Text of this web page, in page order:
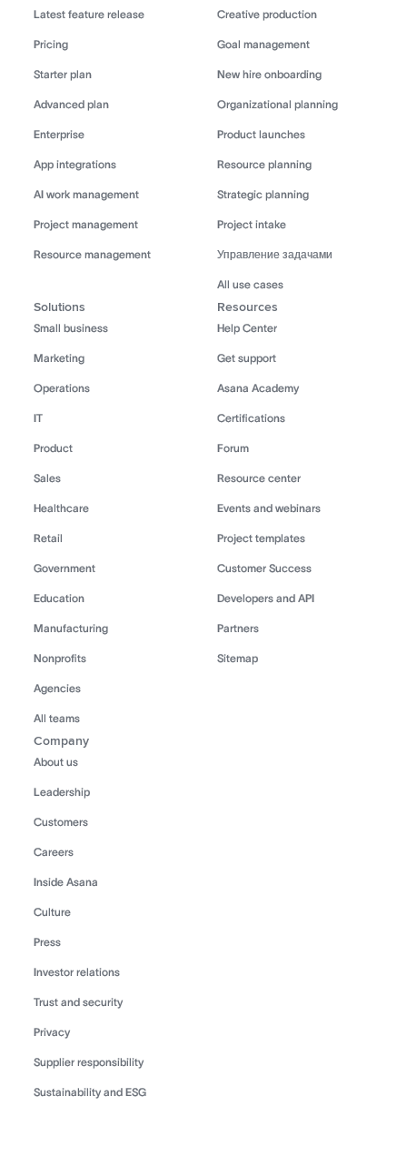
Latest feature release
Pricing
Starter plan
Advanced plan
Enterprise
App integrations
AI work management
Project management
Resource management
Creative production
Goal management
New hire onboarding
Organizational planning
Product launches
Resource planning
Strategic planning
Project intake
Управление задачами
All use cases
Solutions
Small business
Marketing
Operations
IT
Product
Sales
Healthcare
Retail
Government
Education
Manufacturing
Nonprofits
Agencies
All teams
Resources
Help Center
Get support
Asana Academy
Certifications
Forum
Resource center
Events and webinars
Project templates
Customer Success
Developers and API
Partners
Sitemap
Company
About us
Leadership
Customers
Careers
Inside Asana
Culture
Press
Investor relations
Trust and security
Privacy
Supplier responsibility
Sustainability and ESG